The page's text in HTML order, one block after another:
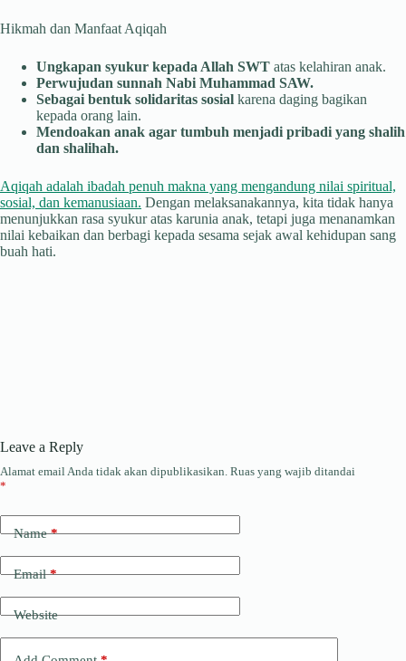
Hikmah dan Manfaat Aqiqah
Ungkapan syukur kepada Allah SWT atas kelahiran anak.
Perwujudan sunnah Nabi Muhammad SAW.
Sebagai bentuk solidaritas sosial karena daging bagikan
kepada orang lain.
Mendoakan anak agar tumbuh menjadi pribadi yang shalih
dan shalihah.
Aqiqah adalah ibadah penuh makna yang mengandung nilai spiritual,
sosial, dan kemanusiaan. Dengan melaksanakannya, kita tidak hanya
menunjukkan rasa syukur atas karunia anak, tetapi juga menanamkan
nilai kebaikan dan berbagi kepada sesama sejak awal kehidupan sang
buah hati.
Leave a Reply
Alamat email Anda tidak akan dipublikasikan. Ruas yang wajib ditandai
*
Name*
Email*
Website